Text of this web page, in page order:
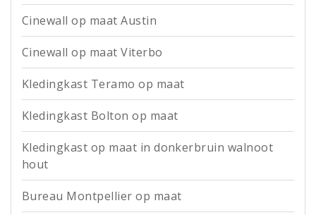
Cinewall op maat Austin
Cinewall op maat Viterbo
Kledingkast Teramo op maat
Kledingkast Bolton op maat
Kledingkast op maat in donkerbruin walnoot
hout
Bureau Montpellier op maat